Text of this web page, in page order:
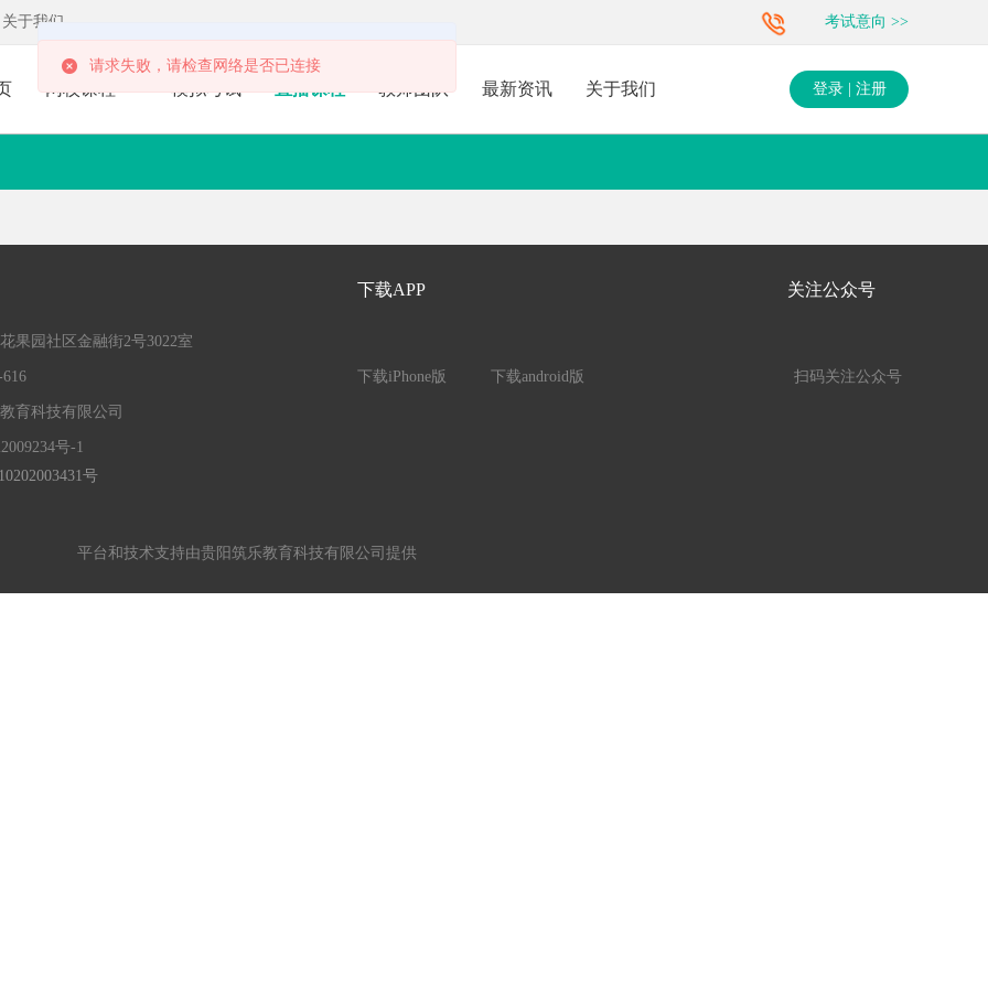
关于我们 考试意向 >>
网校课程 模拟考试 直播课程 教师团队 最新资讯 关于我们 登录 | 注册
果园社区金融街2号3022室
育科技有限公司
号-1
号
下载APP
下载iPhone版 下载android版
关注公众号
扫码关注公众号
平台和技术支持由贵阳筑乐教育科技有限公司提供
请求失败，请检查网络是否已连接